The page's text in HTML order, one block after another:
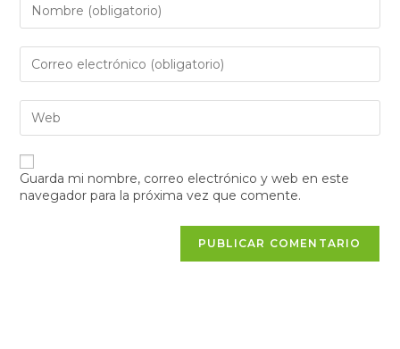
Guarda mi nombre, correo electrónico y web en este
navegador para la próxima vez que comente.